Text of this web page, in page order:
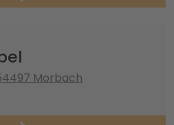
Morbach